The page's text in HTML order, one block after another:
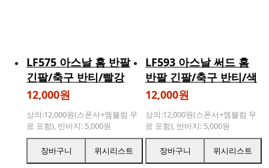
LF575 아스날 홈 반팔
긴팔/축구 반티/빨강
12,000원
상의:12,000원(스폰서+엠블럼 무
료 포함), 반바지: 5,000원
등닉네임 : 3,000원, 등번호 : 3,000
원, [할인]닉네임+등번호:5,000원
장바구니 위시리스트
LF593 아스날 써드 홈
반팔 긴팔/축구 반티/색
상
12,000원
상의:12,000원(스폰서+엠블럼 무
료 포함), 반바지: 5,000원
등닉네임 : 3,000원, 등번호 : 3,000
원, [할인]닉네임+등번호:5,000원
장바구니 위시리스트